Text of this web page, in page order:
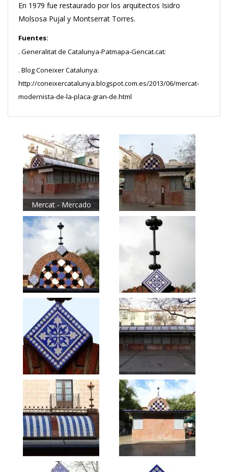
En 1979 fue restaurado por los arquitectos Isidro
Molsosa Pujal y Montserrat Torres.
Fuentes:
. Generalitat de Catalunya-Patmapa-Gencat.cat:
. Blog Coneixer Catalunya:
http://coneixercatalunya.blogspot.com.es/2013/06/mercat-
modernista-de-la-placa-gran-de.html
Mercat - Mercado